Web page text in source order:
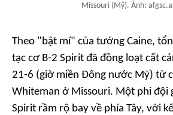
Missouri (Mỹ). Ảnh:
Theo "bật mí" của tướng Caine,
tạc cơ B-2 Spirit đã đồng loạt cất
21-6 (giờ miền Đông nước Mỹ) từ
Whiteman ở Missouri. Một phi đội
Spirit rầm rộ bay về phía Tây, với